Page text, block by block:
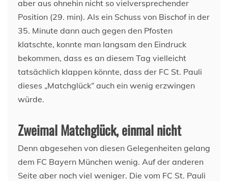
aber aus ohnehin nicht so vielversprechender
Position (29. min). Als ein Schuss von Bischof in der
35. Minute dann auch gegen den Pfosten
klatschte, konnte man langsam den Eindruck
bekommen, dass es an diesem Tag vielleicht
tatsächlich klappen könnte, dass der FC St. Pauli
dieses „Matchglück“ auch ein wenig erzwingen
würde.
Zweimal Matchglück, einmal nicht
Denn abgesehen von diesen Gelegenheiten gelang
dem FC Bayern München wenig. Auf der anderen
Seite aber noch viel weniger. Die vom FC St. Pauli